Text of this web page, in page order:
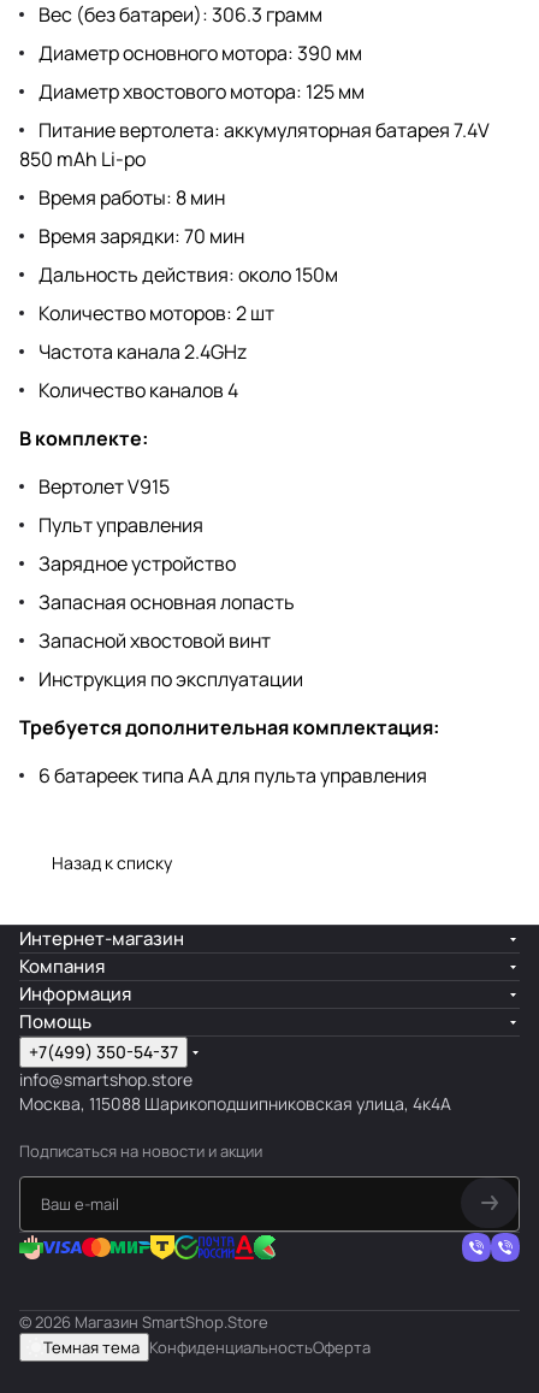
Вес (без батареи): 306.3 грамм
Диаметр основного мотора: 390 мм
Диаметр хвостового мотора: 125 мм
Питание вертолета: аккумуляторная батарея 7.4V
850 mAh Li-po
Время работы: 8 мин
Время зарядки: 70 мин
Дальность действия: около 150м
Количество моторов: 2 шт
Частота канала 2.4GHz
Количество каналов 4
В комплекте:
Вертолет V915
Пульт управления
Зарядное устройство
Запасная основная лопасть
Запасной хвостовой винт
Инструкция по эксплуатации
Требуется дополнительная комплектация:
6 батареек типа АА для пульта управления
Назад к списку
Интернет-магазин
Компания
Информация
Помощь
+7(499) 350-54-37
info@smartshop.store
Москва, 115088 Шарикоподшипниковская улица, 4к4А
Подписаться на новости и акции
© 2026 Магазин SmartShop.Store
Темная тема КонфиденциальностьОферта